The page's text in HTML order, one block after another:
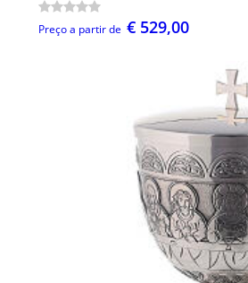
Preço a partir de € 529,00